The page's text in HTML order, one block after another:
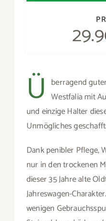
Dank penibler Pflege,
nur in den trockenen
dieser 35 Jahre alte
wenigen
Steinschlagschäden,
Verschleiß im
Dokumentensatz inkl.
ist vorhanden, die
unsichtbar erneuert
Wartung und
Wagen hat fast
Langstreckenfahrten
Turbo-Diesel-